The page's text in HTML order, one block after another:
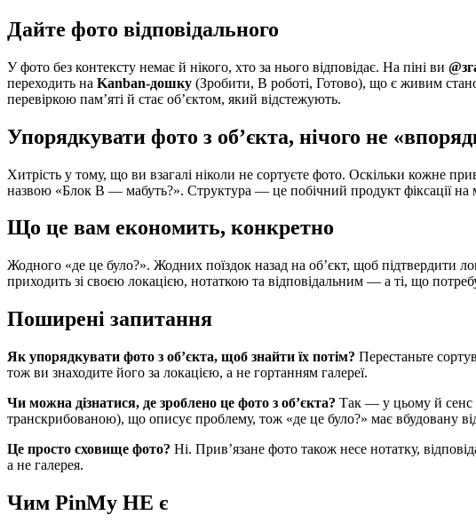
Дайте фото відповідального
У фото без контексту немає й нікого, хто за нього відповідає. На піні ви
переходить на Kanban-дошку (Зробити, В роботі, Готово), що є живим
перевіркою пам’яті й стає об’єктом, який відстежують.
Упорядкувати фото з об’єкта, нічого не
Хитрість у тому, що ви взагалі ніколи не сортуєте фото. Оскільки кожне
назвою «Блок В — мабуть?». Структура — це побічний продукт фіксації на
Що це вам економить, конкретно
Жодного «де це було?». Жодних поїздок назад на об’єкт, щоб підтвердити
приходить зі своєю локацією, нотаткою та відповідальним — а ті, що
Поширені запитання
Як упорядкувати фото з об’єкта, щоб знайти їх потім? Перестаньте
тож ви знаходите його за локацією, а не гортанням галереї.
Чи можна дізнатися, де зроблено це фото з об’єкта? Так — у цьому й сенс
транскрибованою), що описує проблему, тож «де це було?» має вбудовану
Це просто сховище фото? Ні. Прив’язане фото також несе нотатку,
а не галерея.
Чим PinMy НЕ є